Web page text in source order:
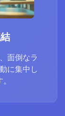
面倒なラ
に集中し